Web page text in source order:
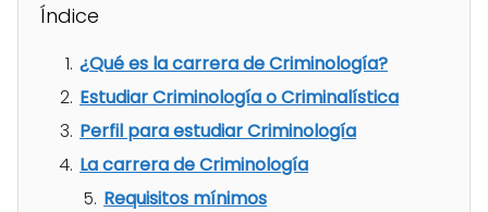
Índice
¿Qué es la carrera de Criminología?
Estudiar Criminología o Criminalística
Perfil para estudiar Criminología
La carrera de Criminología
Requisitos mínimos